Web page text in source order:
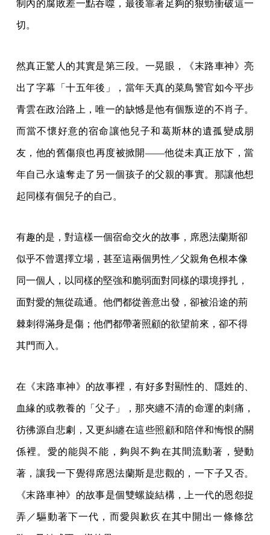
制內的腐敗差一點吞噬，最後靠著足夠的狠勁衝破這一
切。
然真正驚人的其實是第三段。一晃眼，《末路車神》亮
出了字幕「十五年後」，當年天真的菜鳥警官如今平步
青雲在政治路上，唯一的缺憾是他有個叛逆的不肖子。
而當不懷好意的宿命讓他兒子和葛斯林的遺孤變成朋
友，他的舊傷痕也再度被掀開——他從未真正放下，當
年自己永遠奪走了另一個孩子的父親的事實。那讓他想
起同樣有個兒子的自己。
有趣的是，對這樣一個宿命交火的故事，席恩法蘭斯卻
似乎不曾選擇立場，甚至這兩個男性／父親角色根本像
同一個人，以同樣的堅強和脆弱面對同樣的環境掙扎，
面對愛的無從疏通。他們都從善意出發，卻被沿途的荊
棘刺得滿身是傷；他們都帶著照顧的欲望前來，卻不得
其門而入。
在《末路車神》的故事裡，有好多對顯性的、隱姓的、
血緣的或教養的「父子」，那夾纏不清的命運的刺痛，
彷彿源自悲劇，又更糾纏在這些照顧和陪伴和悔恨的關
係裡。愛的能與不能，夠與不夠在其間流動著，變動
著，讓我一下覺得席恩法蘭斯是悲觀的，一下子又否。
《末路車神》的故事是個雙螺旋結構，上一代的恩怨捉
弄／驅動著下一代，而愛與歉疚在其中開出一條條岔